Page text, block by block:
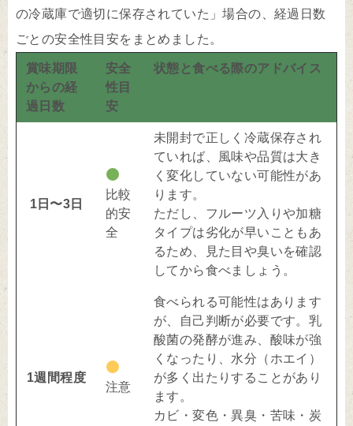
の冷蔵庫で適切に保存されていた」場合の、経過日数
ごとの安全性目安をまとめました。
賞味期限
からの経
過日数
安全
性目
安
状態と食べる際のアドバイス
1日〜3日
比較
的安
全
未開封で正しく冷蔵保存され
ていれば、風味や品質は大き
く変化していない可能性があ
ります。
ただし、フルーツ入りや加糖
タイプは劣化が早いこともあ
るため、見た目や臭いを確認
してから食べましょう。
1週間程度
注意
食べられる可能性はあります
が、自己判断が必要です。乳
酸菌の発酵が進み、酸味が強
くなったり、水分（ホエイ）
が多く出たりすることがあり
ます。
カビ・変色・異臭・苦味・炭